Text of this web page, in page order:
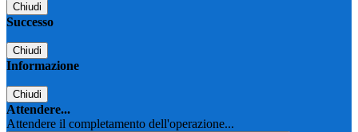
Chiudi
Successo
Chiudi
Informazione
Chiudi
Attendere...
Attendere il completamento dell'operazione...